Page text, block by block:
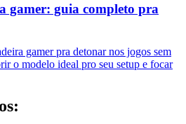
gamer: guia completo pra
gamer pra detonar nos jogos sem
o modelo ideal pro seu setup e focar